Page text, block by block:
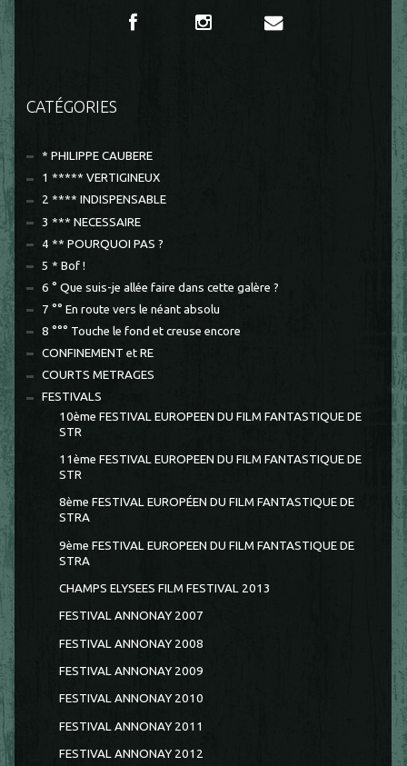
CATÉGORIES
* PHILIPPE CAUBERE
1 ***** VERTIGINEUX
2 **** INDISPENSABLE
3 *** NECESSAIRE
4 ** POURQUOI PAS ?
5 * Bof !
6 ° Que suis-je allée faire dans cette galère ?
7 °° En route vers le néant absolu
8 °°° Touche le fond et creuse encore
CONFINEMENT et RE
COURTS METRAGES
FESTIVALS
10ème FESTIVAL EUROPEEN DU FILM FANTASTIQUE DE
STR
11ème FESTIVAL EUROPEEN DU FILM FANTASTIQUE DE
STR
8ème FESTIVAL EUROPÉEN DU FILM FANTASTIQUE DE
STRA
9ème FESTIVAL EUROPEEN DU FILM FANTASTIQUE DE
STRA
CHAMPS ELYSEES FILM FESTIVAL 2013
FESTIVAL ANNONAY 2007
FESTIVAL ANNONAY 2008
FESTIVAL ANNONAY 2009
FESTIVAL ANNONAY 2010
FESTIVAL ANNONAY 2011
FESTIVAL ANNONAY 2012